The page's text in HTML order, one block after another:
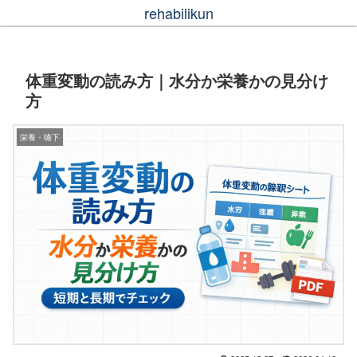
rehabilikun
体重変動の読み方｜水分か栄養かの見分け
方
栄養・嚥下